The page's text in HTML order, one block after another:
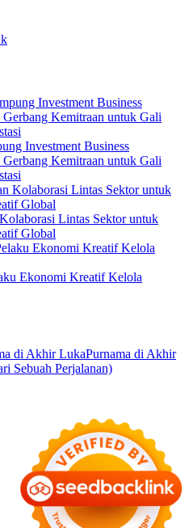
Investment Business
Kemitraan untuk Gali
Lintas Sektor untuk
Global
Ekonomi Kreatif Kelola
Purnama di Akhir
Sebuah Perjalanan)